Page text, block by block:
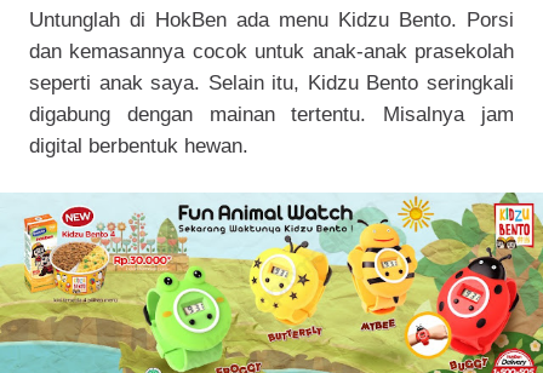
Untunglah di HokBen ada menu Kidzu Bento. Porsi
dan kemasannya cocok untuk anak-anak prasekolah
seperti anak saya. Selain itu, Kidzu Bento seringkali
digabung dengan mainan tertentu. Misalnya jam
digital berbentuk hewan.